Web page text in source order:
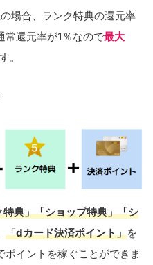
場合、ランク特典の還元率
常還元率が1％なので最大
。
特典」「ショップ特典」「シ
「dカード決済ポイント」を
ポイントを稼ぐことができま